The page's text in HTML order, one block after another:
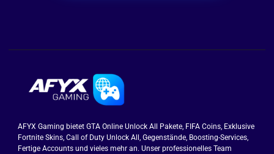
AFYX Gaming bietet GTA Online Unlock All Pakete, FIFA Coins, Exklusive
Fortnite Skins, Call of Duty Unlock All, Gegenstände, Boosting-Services,
Fertige Accounts und vieles mehr an. Unser professionelles Team